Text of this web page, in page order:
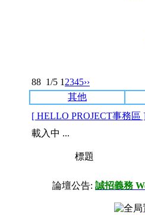
88 1/5 1 2345››
其他
[ HELLO PROJECT事務區
載入中 ...
標題
論壇公告: 誠招義務